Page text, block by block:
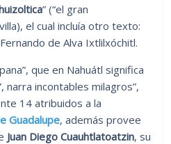
” (“el gran
el cual incluía otro texto:
de Alva Ixtlilxóchitl.
que en Nahuátl significa
narra incontables milagros”,
14 atribuidos a la
Guadalupe, además provee
Juan Diego Cuauhtlatoatzin, su